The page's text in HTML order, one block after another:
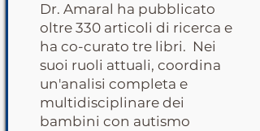
Dr. Amaral ha pubblicato
oltre 330 articoli di ricerca e
ha co-curato tre libri. Nei
suoi ruoli attuali, coordina
un'analisi completa e
multidisciplinare dei
bambini con autismo